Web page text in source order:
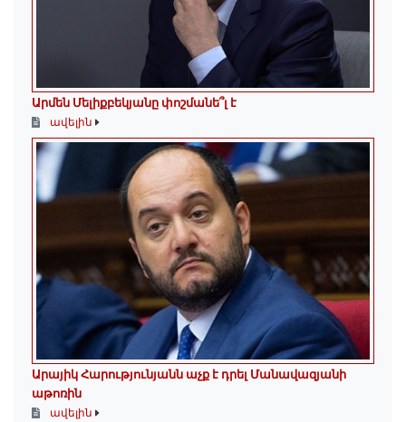
Արմեն Մելիքբեկյանը փոշմանե՞լ է
ավելին
Արայիկ Հարությունյանն աչք է դրել Մանավազյանի
աթոռին
ավելին